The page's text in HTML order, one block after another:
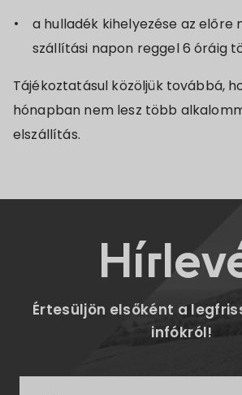
a hulladék kihelyezése az előre
szállítási napon reggel 6 óráig
Tájékoztatásul közöljük továbbá,
hónapban nem lesz több
elszállítás.
Értesüljön elsőként a
infókról!